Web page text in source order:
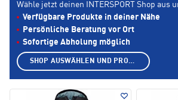
Wähle jetzt deinen INTERSPORT Shop aus
Verfügbare Produkte in deiner Nähe
Persönliche Beratung vor Ort
Sofortige Abholung möglich
SHOP AUSWÄHLEN UND PRODUKTE ANZEIGEN